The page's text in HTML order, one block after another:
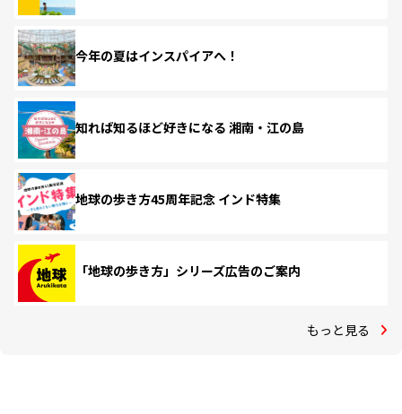
今年の夏はインスパイアへ！
知れば知るほど好きになる 湘南・江の島
地球の歩き方45周年記念 インド特集
「地球の歩き方」シリーズ広告のご案内
もっと見る